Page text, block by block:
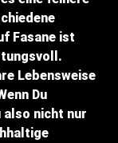
Fasane ist
Lebensweise
Du
nicht nur